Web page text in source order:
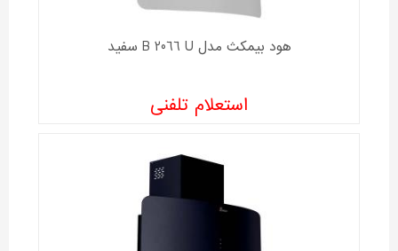
هود بیمکث مدل B 2066 U سفید
استعلام تلفنی